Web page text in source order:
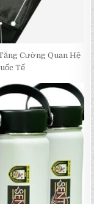
Cường Quan Hệ
Tế